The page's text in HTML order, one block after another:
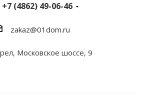
+7 (4862) 49-06-46
zakaz@01dom.ru
Московское шоссе, 9